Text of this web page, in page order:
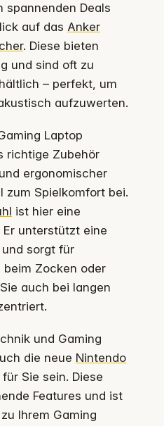
spannenden Deals
auf das Anker
. Diese bieten
und sind oft zu
– perfekt, um
aufzuwerten.
Laptop
richtige Zubehör
ergonomischer
zum Spielkomfort bei.
ist hier eine
Er unterstützt eine
sorgt für
beim Zocken oder
auch bei langen
und Gaming
die neue Nintendo
Sie sein. Diese
Features und ist
Ihrem Gaming